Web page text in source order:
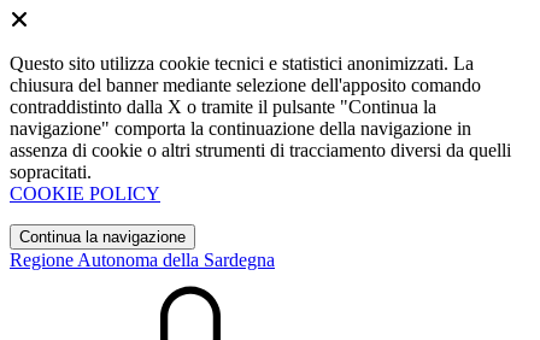
Questo sito utilizza cookie tecnici e statistici anonimizzati. La
chiusura del banner mediante selezione dell'apposito comando
contraddistinto dalla X o tramite il pulsante "Continua la
navigazione" comporta la continuazione della navigazione in
assenza di cookie o altri strumenti di tracciamento diversi da quelli
sopracitati.
COOKIE POLICY
Continua la navigazione
Regione Autonoma della Sardegna